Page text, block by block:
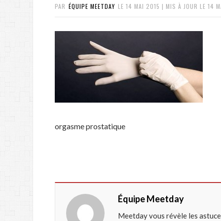
PAR ÉQUIPE MEETDAY LE 14 MAI 2015 | MIS À JOUR LE 14
orgasme prostatique
Équipe Meetday
Meetday vous révèle les